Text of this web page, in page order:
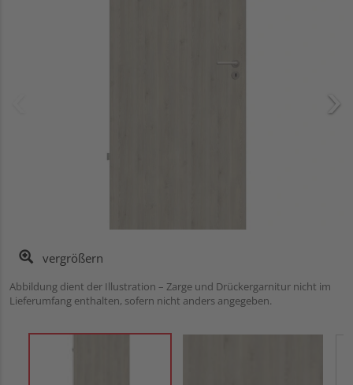
vergrößern
Abbildung dient der Illustration – Zarge und Drückergarnitur nicht im
Lieferumfang enthalten, sofern nicht anders angegeben.